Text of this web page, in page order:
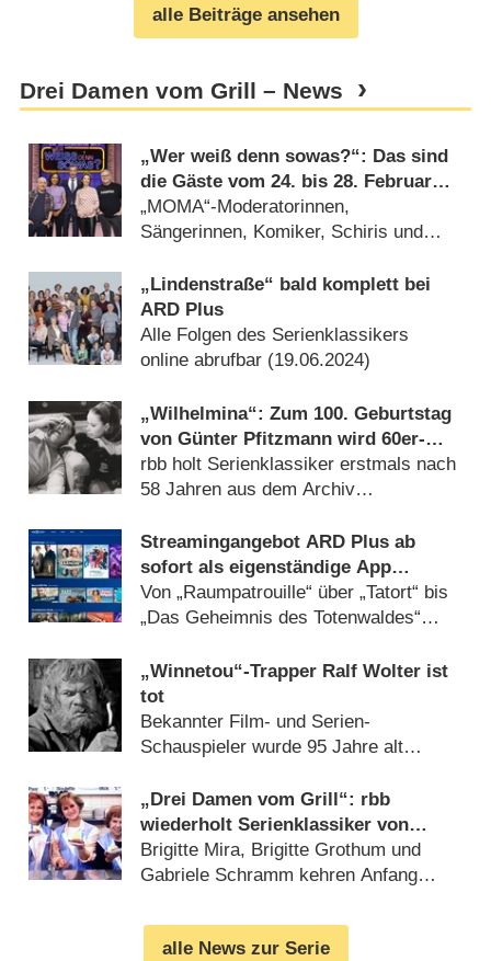
alle Beiträge ansehen
Drei Damen vom Grill – News
„Wer weiß denn sowas?“: Das sind
die Gäste vom 24. bis 28. Februar
2025
„MOMA“-Moderatorinnen,
Sängerinnen, Komiker, Schiris und
„Lindenstraße“ bald komplett bei
ARD Plus
Alle Folgen des Serienklassikers
online abrufbar (19.06.2024)
„Wilhelmina“: Zum 100. Geburtstag
von Günter Pfitzmann wird 60er-
Jahre-Miniserie wiederholt
rbb holt Serienklassiker erstmals nach
58 Jahren aus dem Archiv
Streamingangebot ARD Plus ab
sofort als eigenständige App
verfügbar
Von „Raumpatrouille“ über „Tatort“ bis
„Das Geheimnis des Totenwaldes“
„Winnetou“-Trapper Ralf Wolter ist
tot
Bekannter Film- und Serien-
Schauspieler wurde 95 Jahre alt
„Drei Damen vom Grill“: rbb
wiederholt Serienklassiker von
Anfang an
Brigitte Mira, Brigitte Grothum und
Gabriele Schramm kehren Anfang
(22.12.2021)
alle News zur Serie